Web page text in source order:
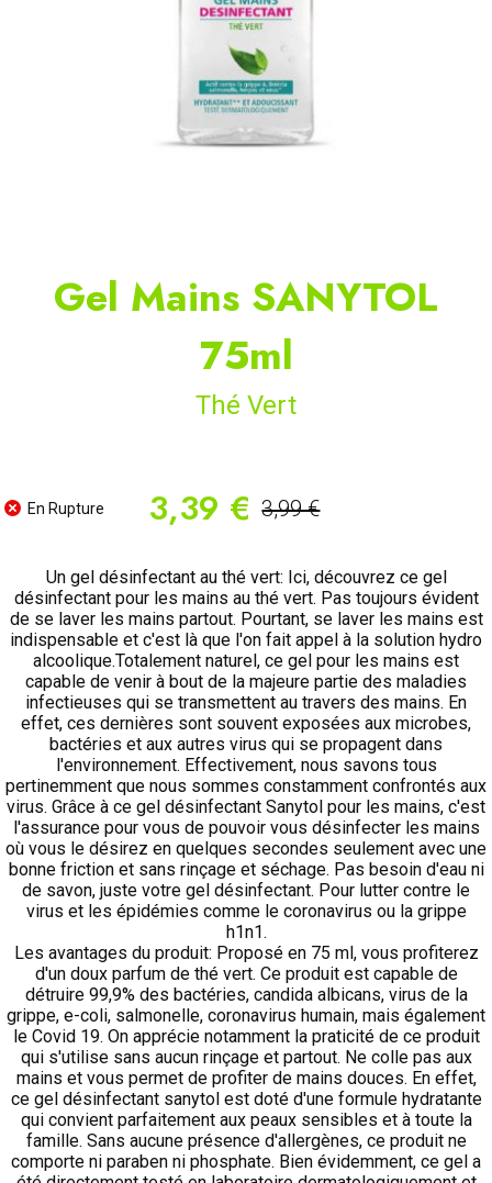
Gel Mains SANYTOL
75ml
Thé Vert
En Rupture 3,39 € 3,99 €
Un gel désinfectant au thé vert: Ici, découvrez ce gel
désinfectant pour les mains au thé vert. Pas toujours évident
de se laver les mains partout. Pourtant, se laver les mains est
indispensable et c'est là que l'on fait appel à la solution hydro
alcoolique.Totalement naturel, ce gel pour les mains est
capable de venir à bout de la majeure partie des maladies
infectieuses qui se transmettent au travers des mains. En
effet, ces dernières sont souvent exposées aux microbes,
bactéries et aux autres virus qui se propagent dans
l'environnement. Effectivement, nous savons tous
pertinemment que nous sommes constamment confrontés aux
virus. Grâce à ce gel désinfectant Sanytol pour les mains, c'est
l'assurance pour vous de pouvoir vous désinfecter les mains
où vous le désirez en quelques secondes seulement avec une
bonne friction et sans rinçage et séchage. Pas besoin d'eau ni
de savon, juste votre gel désinfectant. Pour lutter contre le
virus et les épidémies comme le coronavirus ou la grippe
h1n1.
Les avantages du produit: Proposé en 75 ml, vous profiterez
d'un doux parfum de thé vert. Ce produit est capable de
détruire 99,9% des bactéries, candida albicans, virus de la
grippe, e-coli, salmonelle, coronavirus humain, mais également
le Covid 19. On apprécie notamment la praticité de ce produit
qui s'utilise sans aucun rinçage et partout. Ne colle pas aux
mains et vous permet de profiter de mains douces. En effet,
ce gel désinfectant sanytol est doté d'une formule hydratante
qui convient parfaitement aux peaux sensibles et à toute la
famille. Sans aucune présence d'allergènes, ce produit ne
comporte ni paraben ni phosphate. Bien évidemment, ce gel a